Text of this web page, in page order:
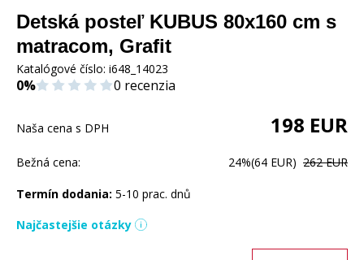
Detská posteľ KUBUS 80x160 cm s
matracom, Grafit
Katalógové číslo: i648_14023
0% 0 recenzia
Naša cena s DPH 198 EUR
Bežná cena: 24%(64 EUR) 262 EUR
Termín dodania: 5-10 prac. dnů
Najčastejšie otázky